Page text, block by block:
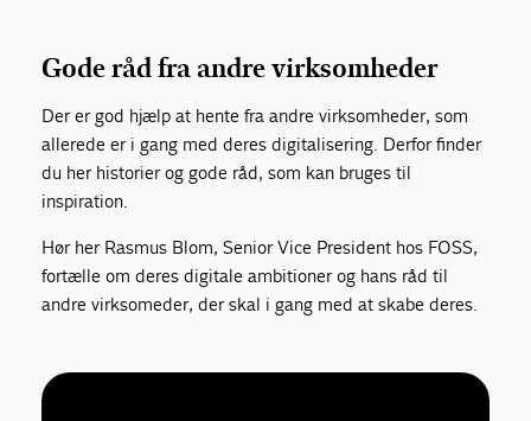
Gode råd fra andre virksomheder
Der er god hjælp at hente fra andre virksomheder, som
allerede er i gang med deres digitalisering. Derfor finder
du her historier og gode råd, som kan bruges til
inspiration.
Hør her Rasmus Blom, Senior Vice President hos FOSS,
fortælle om deres digitale ambitioner og hans råd til
andre virksomeder, der skal i gang med at skabe deres.